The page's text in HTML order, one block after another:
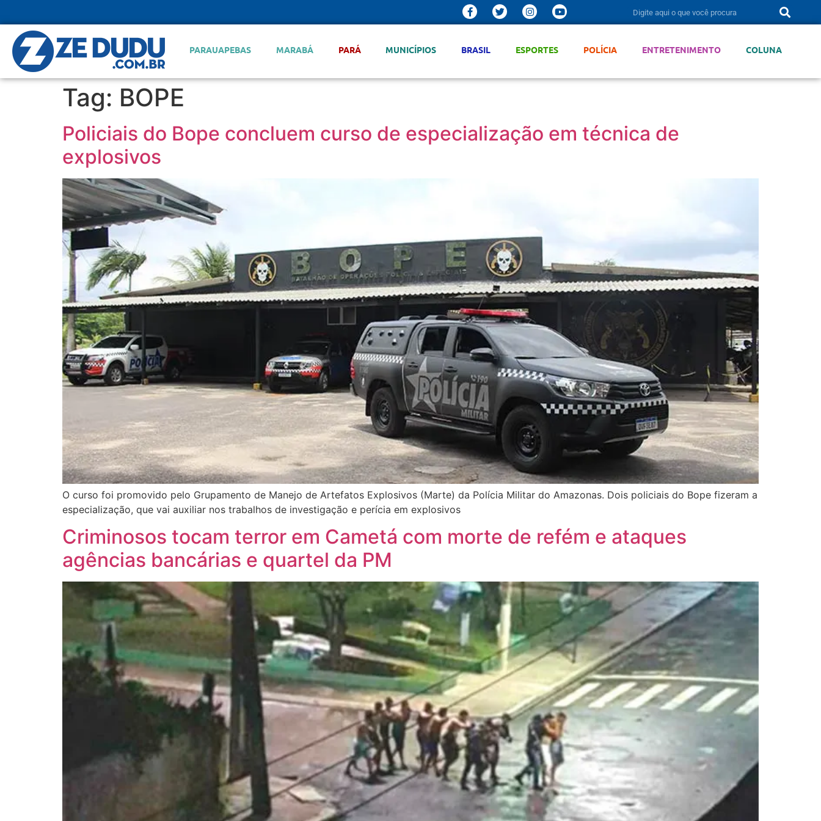
PARAUAPEBAS MARABÁ PARÁ MUNICÍPIOS BRASIL ESPORTES POLÍCIA ENTRETENIMENTO COLUNA
Tag: BOPE
Policiais do Bope concluem curso de especialização em técnica de
explosivos
O curso foi promovido pelo Grupamento de Manejo de Artefatos Explosivos (Marte) da Polícia Militar do Amazonas. Dois policiais do Bope fizeram a
especialização, que vai auxiliar nos trabalhos de investigação e perícia em explosivos
Criminosos tocam terror em Cametá com morte de refém e ataques
agências bancárias e quartel da PM